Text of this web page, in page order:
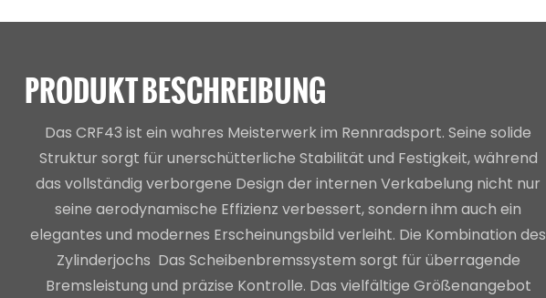
PRODUKT BESCHREIBUNG
Das CRF43 ist ein wahres Meisterwerk im Rennradsport. Seine solide
Struktur sorgt für unerschütterliche Stabilität und Festigkeit, während
das vollständig verborgene Design der internen Verkabelung nicht nur
seine aerodynamische Effizienz verbessert, sondern ihm auch ein
elegantes und modernes Erscheinungsbild verleiht. Die Kombination des
Zylinderjochs Das Scheibenbremssystem sorgt für überragende
Bremsleistung und präzise Kontrolle. Das vielfältige Größenangebot